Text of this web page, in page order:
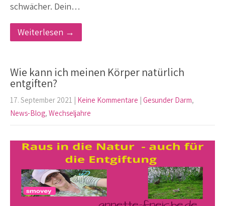
schwächer. Dein…
Weiterlesen →
Wie kann ich meinen Körper natürlich
entgiften?
17. September 2021 | Keine Kommentare | Gesunder Darm,
News-Blog, Wechseljahre